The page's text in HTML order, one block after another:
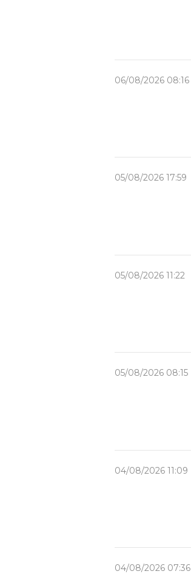
06/08/2026 08:16
05/08/2026 17:59
05/08/2026 11:22
05/08/2026 08:15
04/08/2026 11:09
04/08/2026 07:36